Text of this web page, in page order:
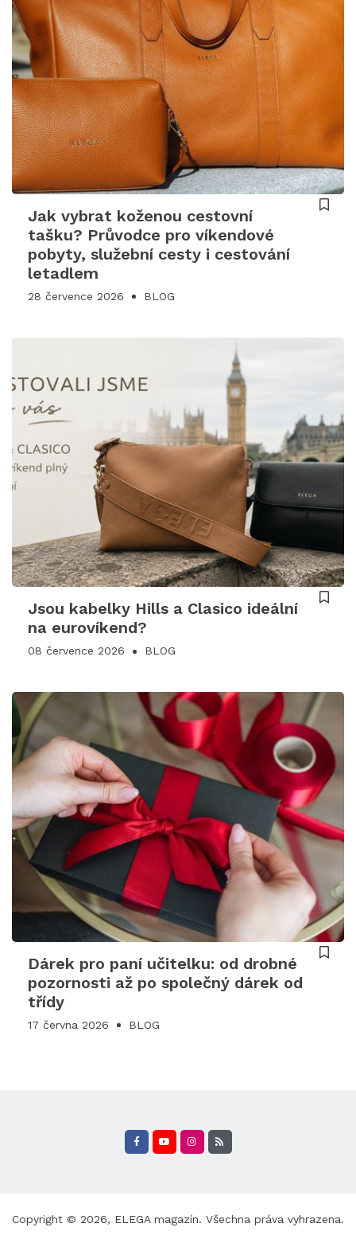
Jak vybrat koženou cestovní
tašku? Průvodce pro víkendové
pobyty, služební cesty i cestování
letadlem
28 července 2026 BLOG
Jsou kabelky Hills a Clasico ideální
na eurovíkend?
08 července 2026 BLOG
Dárek pro paní učitelku: od drobné
pozornosti až po společný dárek od
třídy
17 června 2026 BLOG
Copyright © 2026, ELEGA magazín. Všechna práva vyhrazena.